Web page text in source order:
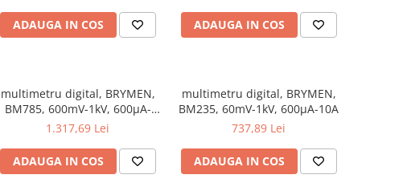
ADAUGA IN COS ADAUGA IN COS
multimetru digital, BRYMEN,
BM785, 600mV-1kV, 600µA-
10A
1.317,69 Lei
ADAUGA IN COS
multimetru digital, BRYMEN,
BM235, 60mV-1kV, 600µA-10A
737,89 Lei
ADAUGA IN COS